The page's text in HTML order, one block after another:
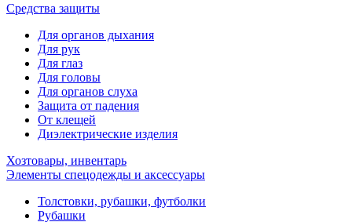
Средства защиты
Для органов дыхания
Для рук
Для глаз
Для головы
Для органов слуха
Защита от падения
От клещей
Диэлектрические изделия
Хозтовары, инвентарь
Элементы спецодежды и аксессуары
Толстовки, рубашки, футболки
Рубашки